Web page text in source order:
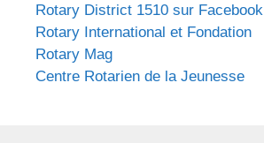
Rotary District 1510 sur Facebook
Rotary International et Fondation
Rotary Mag
Centre Rotarien de la Jeunesse